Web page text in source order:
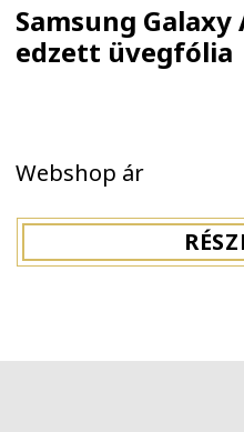
Samsung Galaxy
edzett üvegfólia
Webshop ár